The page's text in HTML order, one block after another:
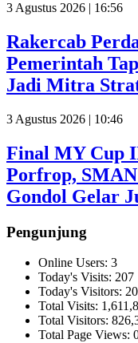
3 Agustus 2026 | 16:56
Rakercab
Pemerintah
Jadi Mitra
3 Agustus 2026 | 10:46
Final MY Cup
Porfrop,
Gondol Gelar
Pengunjung
Online Users: 3
Today's Visits: 207
Today's Visitors:
Total Visits:
Total Visitors:
Total Page Views: